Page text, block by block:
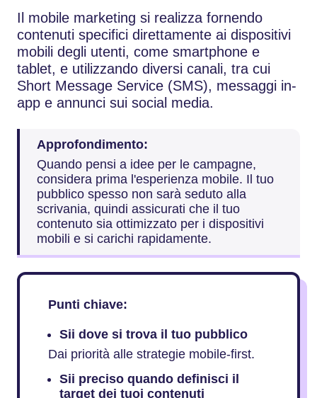
Il mobile marketing si realizza fornendo
contenuti specifici direttamente ai dispositivi
mobili degli utenti, come smartphone e
tablet, e utilizzando diversi canali, tra cui
Short Message Service (SMS), messaggi in-
app e annunci sui social media.
Approfondimento:
Quando pensi a idee per le campagne,
considera prima l'esperienza mobile. Il tuo
pubblico spesso non sarà seduto alla
scrivania, quindi assicurati che il tuo
contenuto sia ottimizzato per i dispositivi
mobili e si carichi rapidamente.
Punti chiave:
Sii dove si trova il tuo pubblico
Dai priorità alle strategie mobile-first.
Sii preciso quando definisci il
target dei tuoi contenuti